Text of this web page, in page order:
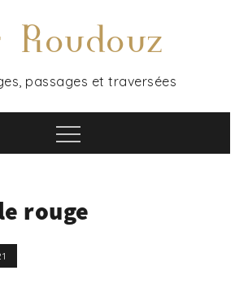
Roudouz
passages et traversées
rouge